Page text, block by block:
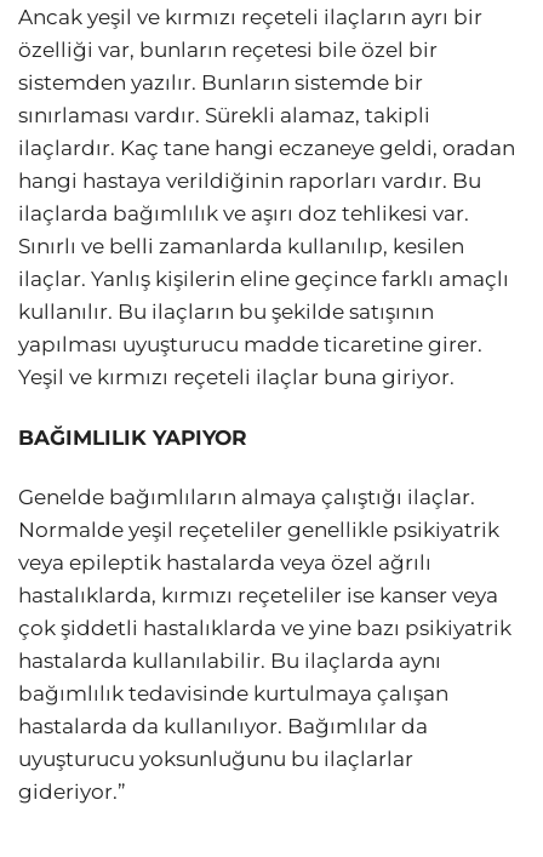
Ancak yeşil ve kırmızı reçeteli ilaçların ayrı bir
özelliği var, bunların reçetesi bile özel bir
sistemden yazılır. Bunların sistemde bir
sınırlaması vardır. Sürekli alamaz, takipli
ilaçlardır. Kaç tane hangi eczaneye geldi, oradan
hangi hastaya verildiğinin raporları vardır. Bu
ilaçlarda bağımlılık ve aşırı doz tehlikesi var.
Sınırlı ve belli zamanlarda kullanılıp, kesilen
ilaçlar. Yanlış kişilerin eline geçince farklı amaçlı
kullanılır. Bu ilaçların bu şekilde satışının
yapılması uyuşturucu madde ticaretine girer.
Yeşil ve kırmızı reçeteli ilaçlar buna giriyor.
BAĞIMLILIK YAPIYOR
Genelde bağımlıların almaya çalıştığı ilaçlar.
Normalde yeşil reçeteliler genellikle psikiyatrik
veya epileptik hastalarda veya özel ağrılı
hastalıklarda, kırmızı reçeteliler ise kanser veya
çok şiddetli hastalıklarda ve yine bazı psikiyatrik
hastalarda kullanılabilir. Bu ilaçlarda aynı
bağımlılık tedavisinde kurtulmaya çalışan
hastalarda da kullanılıyor. Bağımlılar da
uyuşturucu yoksunluğunu bu ilaçlarlar
gideriyor.”